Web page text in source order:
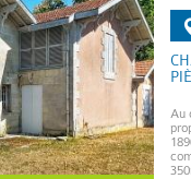
Au